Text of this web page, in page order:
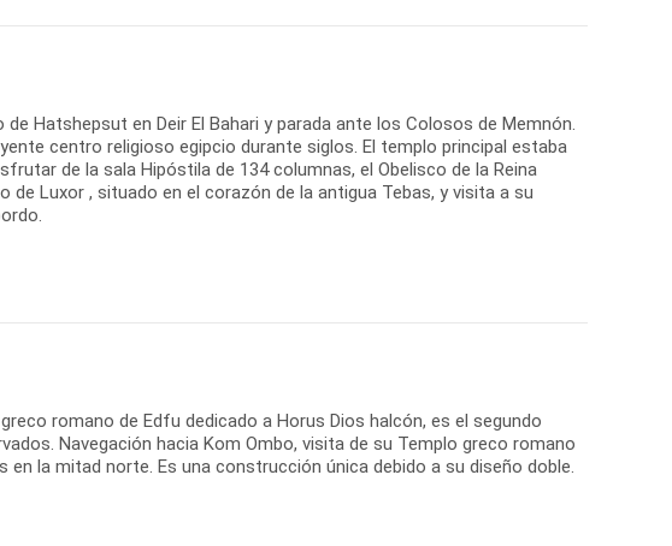
Hatshepsut en Deir El Bahari y parada ante los Colosos de Memnón.
centro religioso egipcio durante siglos. El templo principal estaba
de la sala Hipóstila de 134 columnas, el Obelisco de la Reina
Luxor , situado en el corazón de la antigua Tebas, y visita a su
romano de Edfu dedicado a Horus Dios halcón, es el segundo
Navegación hacia Kom Ombo, visita de su Templo greco romano
la mitad norte. Es una construcción única debido a su diseño doble.